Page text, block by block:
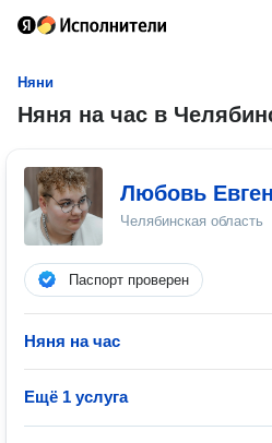
Няни
Няня на час в
Любовь
Челябинская область
Паспорт проверен
Няня на час
Ещё 1 услуга